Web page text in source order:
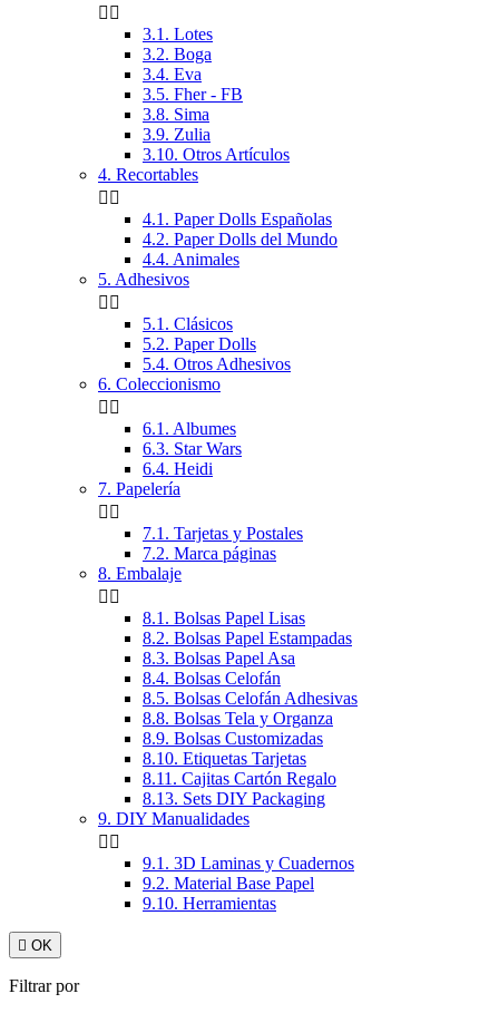
 
3.1. Lotes
3.2. Boga
3.4. Eva
3.5. Fher - FB
3.8. Sima
3.9. Zulia
3.10. Otros Artículos
4. Recortables
 
4.1. Paper Dolls Españolas
4.2. Paper Dolls del Mundo
4.4. Animales
5. Adhesivos
 
5.1. Clásicos
5.2. Paper Dolls
5.4. Otros Adhesivos
6. Coleccionismo
 
6.1. Albumes
6.3. Star Wars
6.4. Heidi
7. Papelería
 
7.1. Tarjetas y Postales
7.2. Marca páginas
8. Embalaje
 
8.1. Bolsas Papel Lisas
8.2. Bolsas Papel Estampadas
8.3. Bolsas Papel Asa
8.4. Bolsas Celofán
8.5. Bolsas Celofán Adhesivas
8.8. Bolsas Tela y Organza
8.9. Bolsas Customizadas
8.10. Etiquetas Tarjetas
8.11. Cajitas Cartón Regalo
8.13. Sets DIY Packaging
9. DIY Manualidades
 
9.1. 3D Laminas y Cuadernos
9.2. Material Base Papel
9.10. Herramientas
 OK
Filtrar por